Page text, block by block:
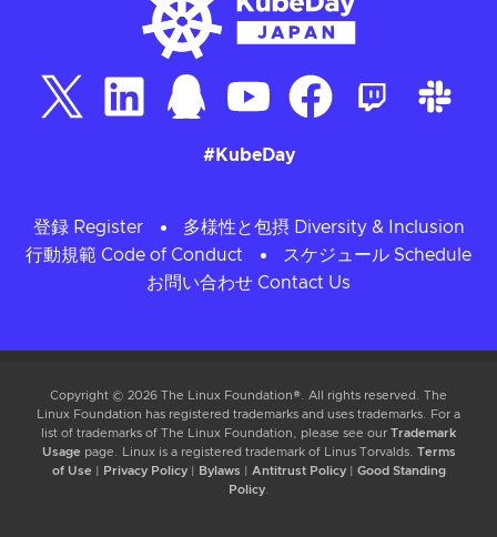
#KubeDay
登録 Register
多様性と包摂 Diversity & Inclusion
行動規範 Code of Conduct
スケジュール Schedule
お問い合わせ Contact Us
Copyright © 2026 The Linux Foundation®. All rights reserved. The
Linux Foundation has registered trademarks and uses trademarks. For a
list of trademarks of The Linux Foundation, please see our Trademark
Usage page. Linux is a registered trademark of Linus Torvalds. Terms
of Use
Privacy Policy| Bylaws Antitrust Policy| Good Standing
Policy.